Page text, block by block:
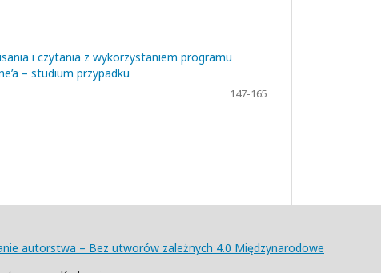
i czytania z wykorzystaniem programu
– studium przypadku
147-165
autorstwa – Bez utworów zależnych 4.0 Międzynarodowe